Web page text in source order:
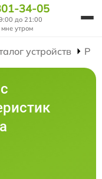
34-05
до 21:00
мне утром
устройств